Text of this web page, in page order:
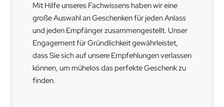
Mit Hilfe unseres Fachwissens haben wir eine
große Auswahl an Geschenken für jeden Anlass
und jeden Empfänger zusammengestellt. Unser
Engagement für Gründlichkeit gewährleistet,
dass Sie sich auf unsere Empfehlungen verlassen
können, um mühelos das perfekte Geschenk zu
finden.